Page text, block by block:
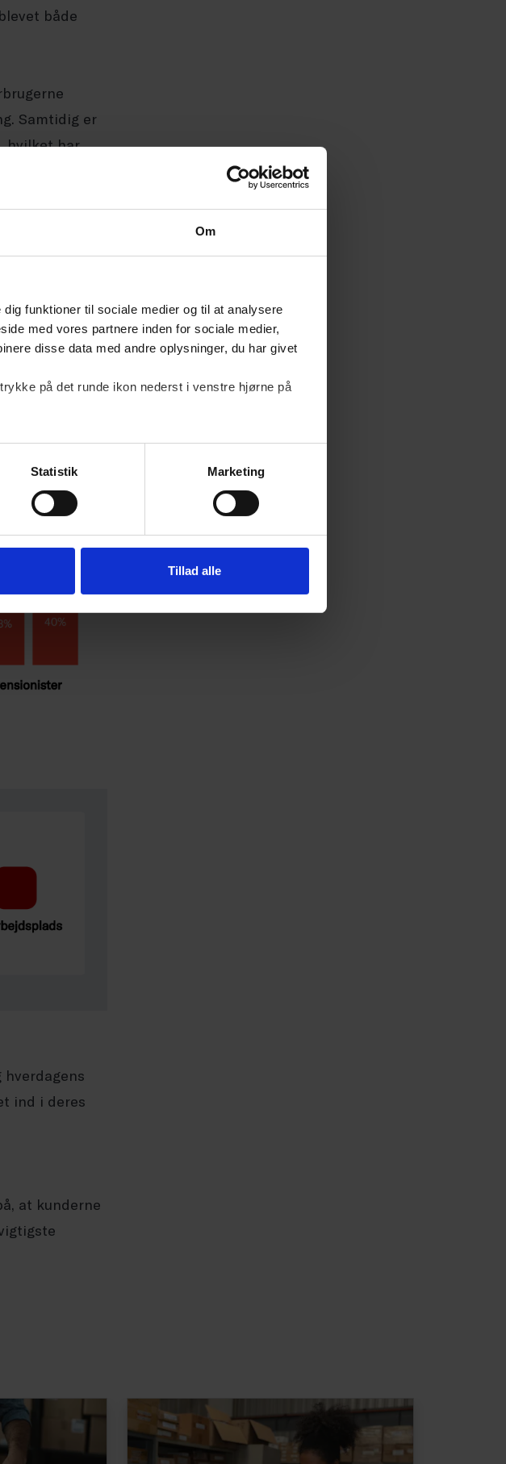
Om
funktioner til sociale medier og til at analysere
med vores partnere inden for sociale medier,
disse data med andre oplysninger, du har givet
på det runde ikon nederst i venstre hjørne på
Statistik Marketing
Tillad alle
både
Samtidig er
hvilket har
har
ind i deres
at kunderne